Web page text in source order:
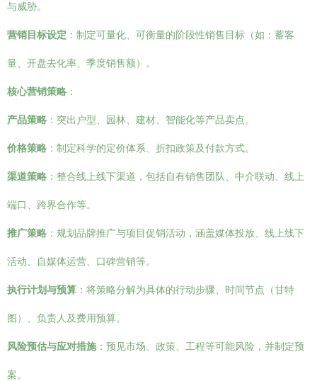
与威胁。
营销目标设定 ：制定可量化、可衡量的阶段性销售目标（如：蓄客
量、开盘去化率、季度销售额）。
核心营销策略 ：
产品策略 ：突出户型、园林、建材、智能化等产品卖点。
价格策略 ：制定科学的定价体系、折扣政策及付款方式。
渠道策略 ：整合线上线下渠道，包括自有销售团队、中介联动、线上
端口、跨界合作等。
推广策略 ：规划品牌推广与项目促销活动，涵盖媒体投放、线上线下
活动、自媒体运营、口碑营销等。
执行计划与预算 ：将策略分解为具体的行动步骤、时间节点（甘特
图）、负责人及费用预算。
风险预估与应对措施 ：预见市场、政策、工程等可能风险，并制定预
案。